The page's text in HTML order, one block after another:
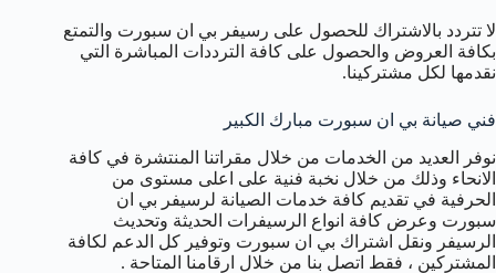
لا تتردد بالاشتراك للحصول على رسيفر بي ان سبورت والتمتع
بكافة العروض والحصول على كافة الترددات المباشرة التي
نقدمها لكل مشتركينا.
فني صيانة بي ان سبورت مبارك الكبير
نوفر العديد من الخدمات من خلال مقراتنا المنتشرة في كافة
الانحاء وذلك من خلال نخبة فنية على اعلى مستوى من
الحرفية في تقديم كافة خدمات الصيانة لرسيفر بي ان
سبورت وعرض كافة انواع الرسيفرات الحديثة وتحديث
الرسيفر ونقل اشتراك بي ان سبورت وتوفير كل الدعم لكافة
المشتركين ، فقط اتصل بنا من خلال ارقامنا المتاحة .